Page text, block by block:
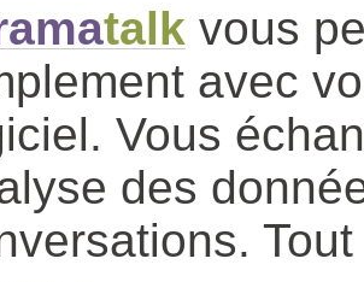
talk vous
avec
Vous
des